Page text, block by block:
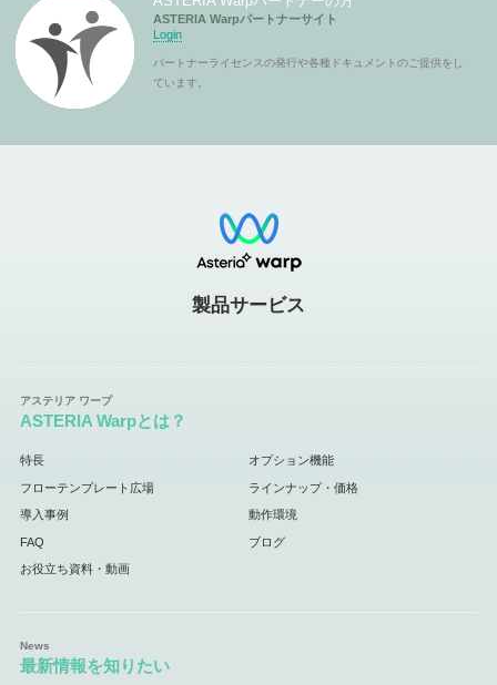
ASTERIA Warpパートナーサイト
Login
パートナーライセンスの発行や各種ドキュメントのご提供をし
ています。
製品サービス
ASTERIA Warpとは？
特長 オプション機能
フローテンプレート広場 ラインナップ・価格
導入事例 動作環境
FAQ ブログ
お役立ち資料・動画
最新情報を知りたい